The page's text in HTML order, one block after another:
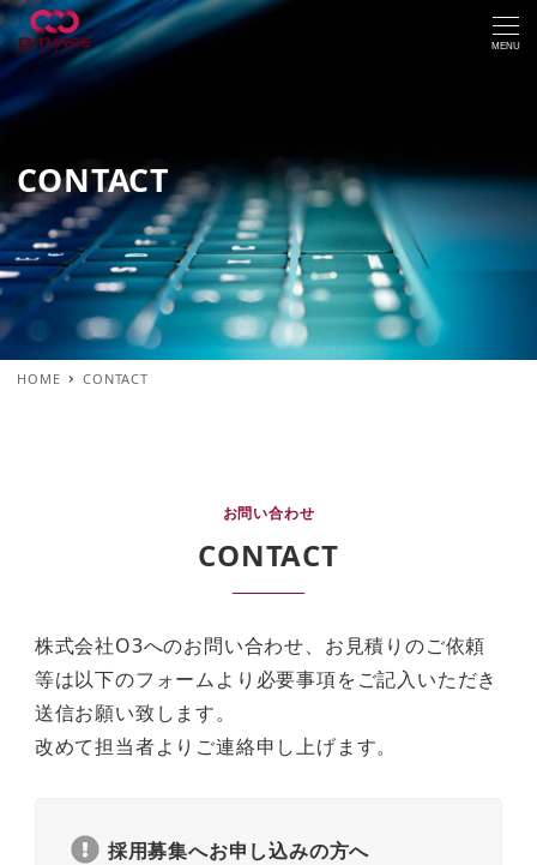
MENU
CONTACT
HOME CONTACT
お問い合わせ
CONTACT
株式会社O3へのお問い合わせ、お見積りのご依頼
等は以下のフォームより必要事項をご記入いただき
送信お願い致します。
改めて担当者よりご連絡申し上げます。
採用募集へお申し込みの方へ